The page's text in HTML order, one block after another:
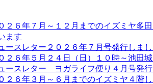
２６年７月～１２月までのイズミヤ
ます
ースレター２０２６年７月号発行しま
２６年５月２４日（日）１０時～池田
ースレター ヨガライフ便り４月号発
２６年３月～６月までのイズミヤ４